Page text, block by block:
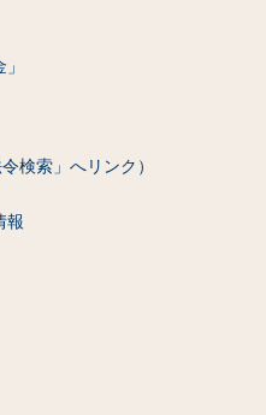
検索」へリンク）
報